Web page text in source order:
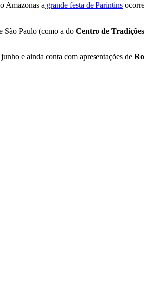
Amazonas a grande festa de Parintins
São Paulo (como a do Centro de
e ainda conta com apresentações de